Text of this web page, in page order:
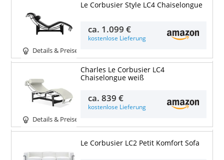
Details & Preise
Le Corbusier Style LC4 Chaiselongue
ca. 1.099 €
kostenlose Lieferung
Details & Preise
Charles Le Corbusier LC4
Chaiselongue weiß
ca.839 €
kostenlose Lieferung
Le Corbusier LC2 Petit Komfort Sofa